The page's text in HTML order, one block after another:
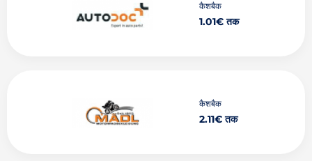
कैशबैक
1.01€ तक
कैशबैक
2.11€ तक